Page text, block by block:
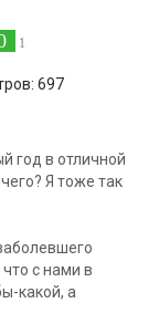
1
697
год в отличной
Я тоже так
с нами в
какой, а